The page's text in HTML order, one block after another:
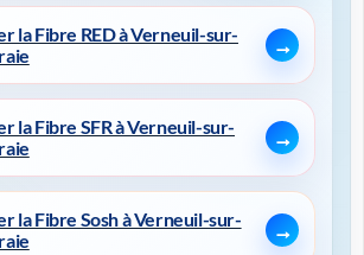
la Fibre RED à Verneuil-sur-
la Fibre SFR à Verneuil-sur-
la Fibre Sosh à Verneuil-sur-